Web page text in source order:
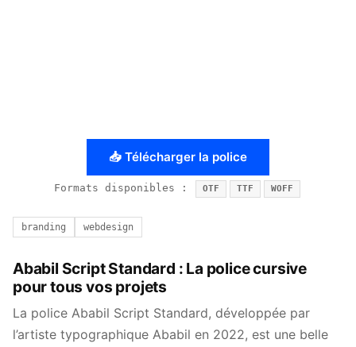
📥 Télécharger la police
Formats disponibles : OTF TTF WOFF
branding webdesign
Ababil Script Standard : La police cursive
pour tous vos projets
La police Ababil Script Standard, développée par
l’artiste typographique Ababil en 2022, est une belle